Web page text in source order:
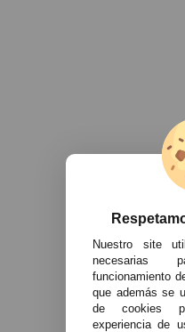
Nuestro site
necesarias
funcionamiento
que además se
de cookies
experiencia de